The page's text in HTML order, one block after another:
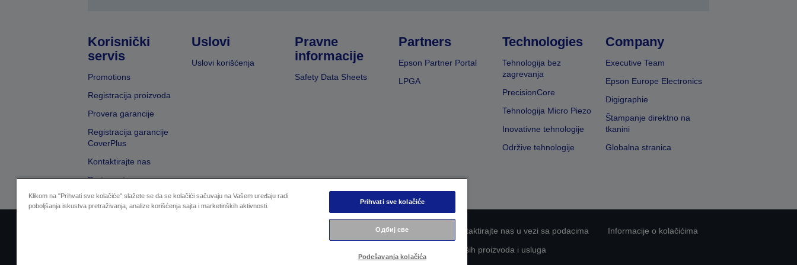
Korisnički
servis
Promotions
Registracija proizvoda
Provera garancije
Registracija garancije
CoverPlus
Kontaktirajte nas
Pretraga trgovaca
Uslovi
Uslovi korišćenja
Pravne
informacije
Safety Data Sheets
Partners
Epson Partner Portal
LPGA
Technologies
Tehnologija bez
zagrevanja
PrecisionCore
Tehnologija Micro Piezo
Inovativne tehnologije
Održive tehnologije
Company
Executive Team
Epson Europe Electronics
Digigraphie
Štampanje direktno na
tkanini
Globalna stranica
EU Data Act Compliance Kontaktirajte nas u vezi sa podacima
Informacije o kolačićima
Zalaganje kompanije Epson za što veću pristupačnost naših proizvoda i usluga
Klikom na "Prihvati sve kolačiće" slažete se da se kolačići sačuvaju na Vašem uređaju radi
poboljšanja iskustva pretraživanja, analize korišćenja sajta i marketinških aktivnosti.
Prihvati sve kolačiće
Одбиј све
Podešavanja kolačića